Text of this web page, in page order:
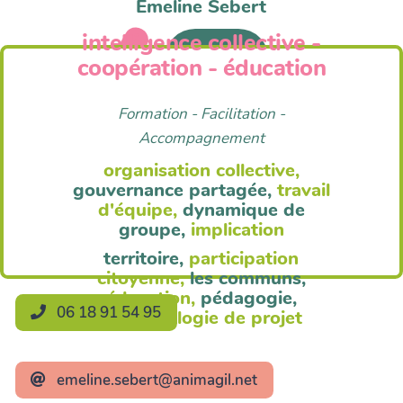
Anim'Agil
Emeline Sebert
intelligence collective -
coopération - éducation
Formation - Facilitation -
Accompagnement
organisation collective,
gouvernance partagée, travail
d'équipe, dynamique de
groupe, implication
territoire, participation
citoyenne, les communs,
éducation, pédagogie,
méthodologie de projet
06 18 91 54 95
emeline.sebert@animagil.net